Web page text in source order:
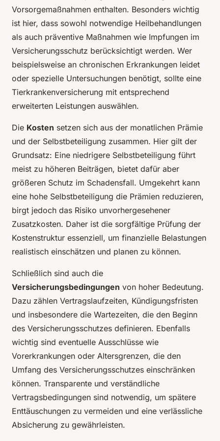
Vorsorgemaßnahmen enthalten. Besonders wichtig
ist hier, dass sowohl notwendige Heilbehandlungen
als auch präventive Maßnahmen wie Impfungen im
Versicherungsschutz berücksichtigt werden. Wer
beispielsweise an chronischen Erkrankungen leidet
oder spezielle Untersuchungen benötigt, sollte eine
Tierkrankenversicherung mit entsprechend
erweiterten Leistungen auswählen.
Die Kosten setzen sich aus der monatlichen Prämie
und der Selbstbeteiligung zusammen. Hier gilt der
Grundsatz: Eine niedrigere Selbstbeteiligung führt
meist zu höheren Beiträgen, bietet dafür aber
größeren Schutz im Schadensfall. Umgekehrt kann
eine hohe Selbstbeteiligung die Prämien reduzieren,
birgt jedoch das Risiko unvorhergesehener
Zusatzkosten. Daher ist die sorgfältige Prüfung der
Kostenstruktur essenziell, um finanzielle Belastungen
realistisch einschätzen und planen zu können.
Schließlich sind auch die
Versicherungsbedingungen von hoher Bedeutung.
Dazu zählen Vertragslaufzeiten, Kündigungsfristen
und insbesondere die Wartezeiten, die den Beginn
des Versicherungsschutzes definieren. Ebenfalls
wichtig sind eventuelle Ausschlüsse wie
Vorerkrankungen oder Altersgrenzen, die den
Umfang des Versicherungsschutzes einschränken
können. Transparente und verständliche
Vertragsbedingungen sind notwendig, um spätere
Enttäuschungen zu vermeiden und eine verlässliche
Absicherung zu gewährleisten.